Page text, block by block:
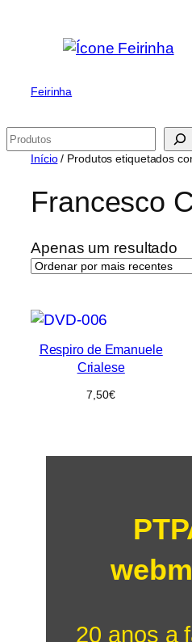
Feirinha
Pesquisar
Início/ Produtos etiquetados
Francesco
Apenas um resultado
Respiro de Emanuele
Crialese
7,50€
20 anos a